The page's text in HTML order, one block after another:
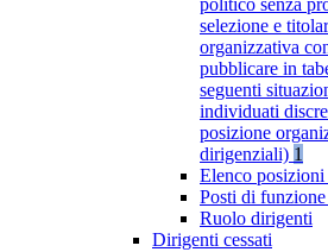
politico senza
selezione e
organizzativa
pubblicare in
seguenti
individuati
posizione
dirigenziali) 1
Elenco
Posti di
Ruolo dirigenti
Dirigenti cessati